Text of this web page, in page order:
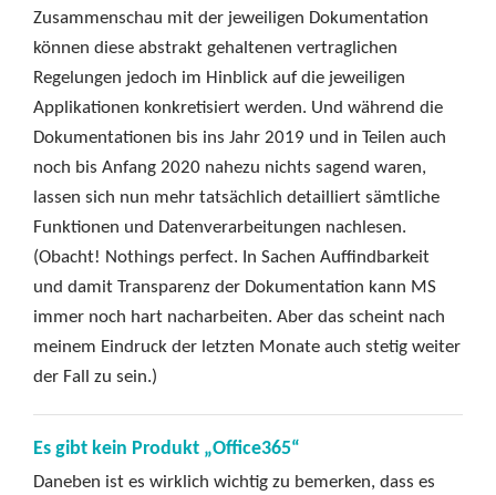
Zusammenschau mit der jeweiligen Dokumentation
können diese abstrakt gehaltenen vertraglichen
Regelungen jedoch im Hinblick auf die jeweiligen
Applikationen konkretisiert werden. Und während die
Dokumentationen bis ins Jahr 2019 und in Teilen auch
noch bis Anfang 2020 nahezu nichts sagend waren,
lassen sich nun mehr tatsächlich detailliert sämtliche
Funktionen und Datenverarbeitungen nachlesen.
(Obacht! Nothings perfect. In Sachen Auffindbarkeit
und damit Transparenz der Dokumentation kann MS
immer noch hart nacharbeiten. Aber das scheint nach
meinem Eindruck der letzten Monate auch stetig weiter
der Fall zu sein.)
Es gibt kein Produkt „Office365“
Daneben ist es wirklich wichtig zu bemerken, dass es